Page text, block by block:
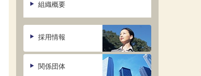
組織概要
採用情報
関係団体